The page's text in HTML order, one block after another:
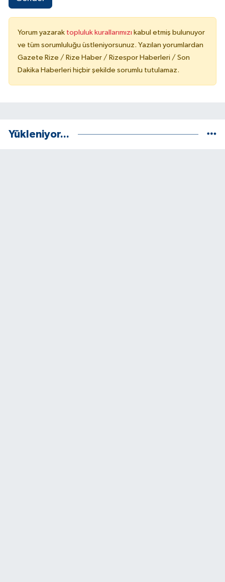
Yorum yazarak topluluk kurallarımızı kabul etmiş bulunuyor
ve tüm sorumluluğu üstleniyorsunuz. Yazılan yorumlardan
Gazete Rize / Rize Haber / Rizespor Haberleri / Son
Dakika Haberleri hiçbir şekilde sorumlu tutulamaz.
Yükleniyor...